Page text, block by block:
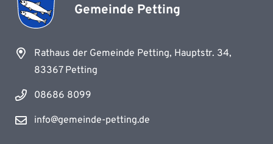
Gemeinde Petting
Rathaus der Gemeinde Petting, Hauptstr. 34,
83367 Petting
08686 8099
info@gemeinde-petting.de